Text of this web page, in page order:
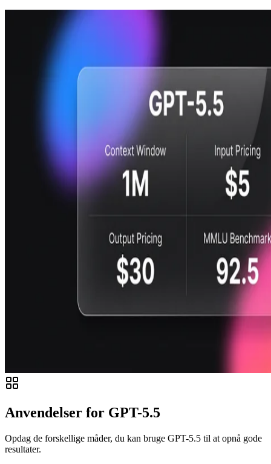
Anvendelser for GPT-5.5
Opdag de forskellige måder, du kan bruge GPT-5.5 til at opnå gode
resultater.